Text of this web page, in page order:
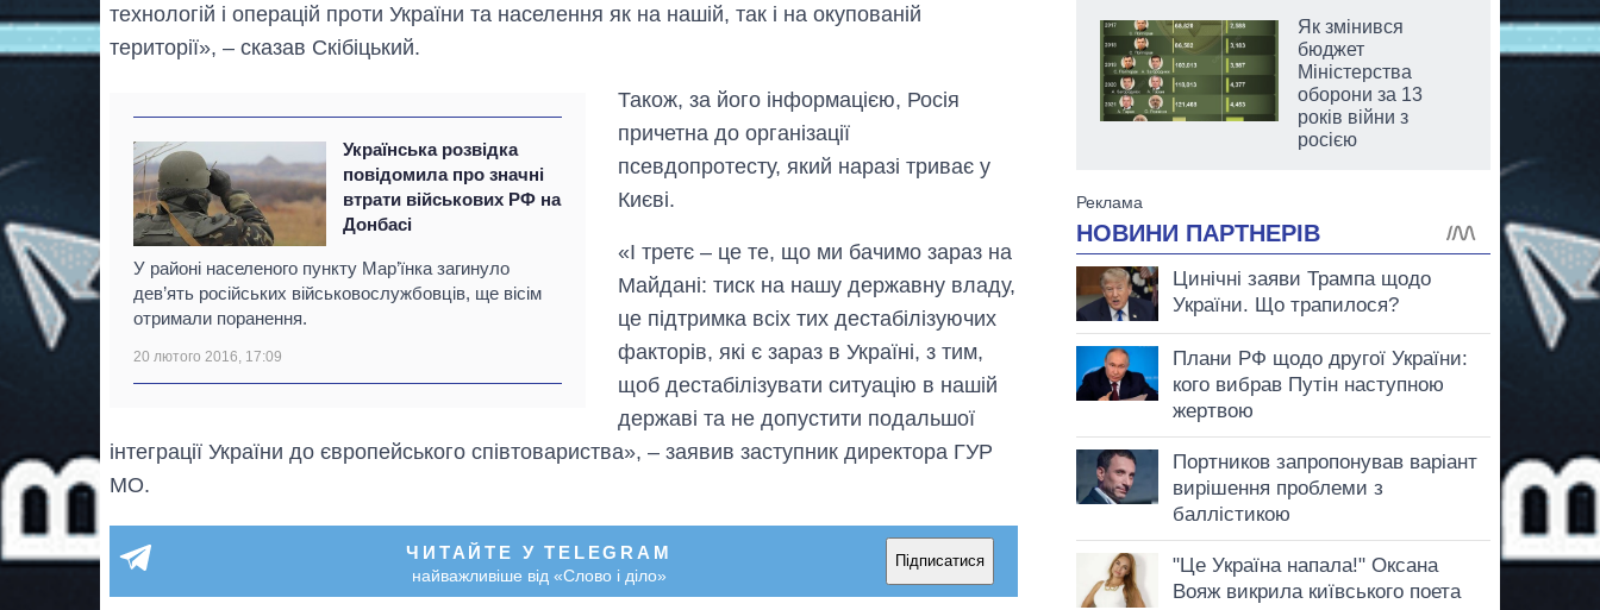
технологій і операцій проти України та населення як на нашій, так і на окупованій
території», – сказав Скібіцький.
Українська розвідка
повідомила про значні
втрати військових РФ на
Донбасі
У районі населеного пункту Мар’їнка загинуло
дев’ять російських військовослужбовців, ще вісім
отримали поранення.
20 лютого 2016, 17:09
Також, за його інформацією, Росія
причетна до організації
псевдопротесту, який наразі триває у
Києві.
«І третє – це те, що ми бачимо зараз на
Майдані: тиск на нашу державну владу,
це підтримка всіх тих дестабілізуючих
факторів, які є зараз в Україні, з тим,
щоб дестабілізувати ситуацію в нашій
державі та не допустити подальшої
інтеграції України до європейського співтовариства», – заявив заступник директора ГУР
МО.
ЧИТАЙТЕ У TELEGRAM
найважливіше від «Слово і діло»
Підписатися
Від 1 місяця – до 5
посаду керівника
Як змінився
бюджет
Міністерства
оборони за 13
років війни з
росією